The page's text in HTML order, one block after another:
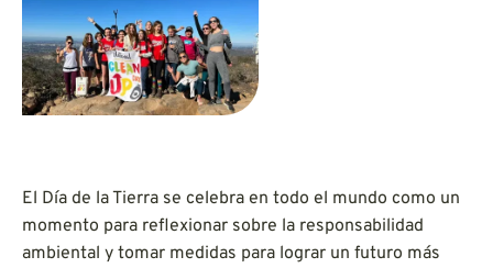
El Día de la Tierra se celebra en todo el mundo como un
momento para reflexionar sobre la responsabilidad
ambiental y tomar medidas para lograr un futuro más